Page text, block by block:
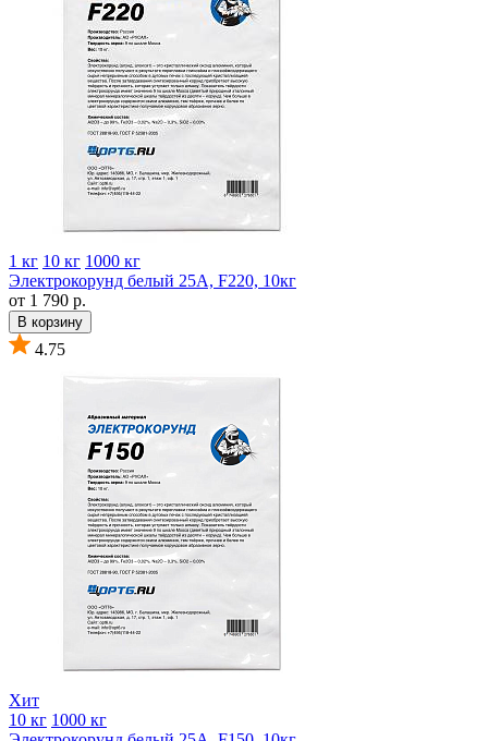
1 кг 10 кг 1000 кг
Электрокорунд белый 25А, F220, 10кг
от 1 790 р.
В корзину
4.75
Хит
10 кг 1000 кг